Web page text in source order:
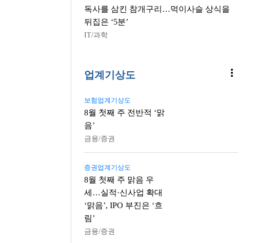
독사를 삼킨 참개구리…먹이사슬 상식을
뒤집은 ‘5분’
IT/과학
업계기상도 more_vert
보험업계기상도
8월 첫째 주 전반적 ‘맑
음’
금융/증권
증권업계기상도
8월 첫째 주 맑음 우
세…실적·신사업 확대
‘맑음’, IPO 부진은 ‘흐
림’
금융/증권